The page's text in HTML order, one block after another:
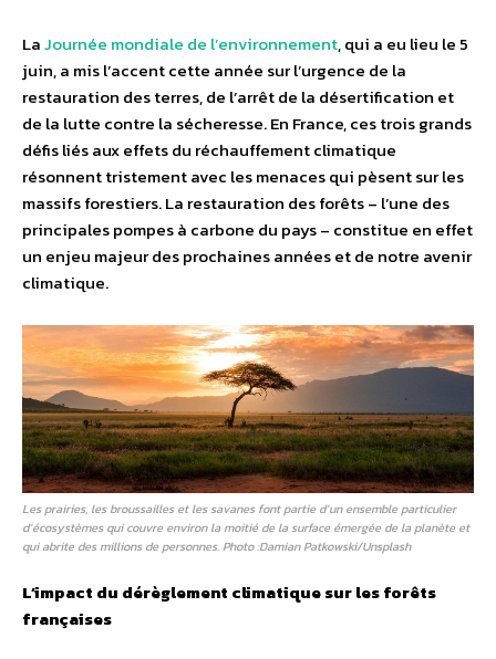
LaJournée mondiale de l’environnement, qui a eu lieu le 5
juin, a mis l’accent cette année sur l’urgence de la
restauration des terres, de l’arrêt de la désertification et
de la lutte contre la sécheresse. En France, ces trois grands
défis liés aux effets du réchauffement climatique
résonnent tristement avec les menaces qui pèsent sur les
massifs forestiers. La restauration des forêts – l’une des
principales pompes à carbone du pays – constitue en effet
un enjeu majeur des prochaines années et de notre avenir
climatique.
Les prairies, les broussailles et les savanes font partie d’un ensemble particulier
d’écosystèmes qui couvre environ la moitié de la surface émergée de la planète et
qui abrite des millions de personnes. Photo :Damian Patkowski/Unsplash
L’impact du dérèglement climatique sur les forêts
françaises